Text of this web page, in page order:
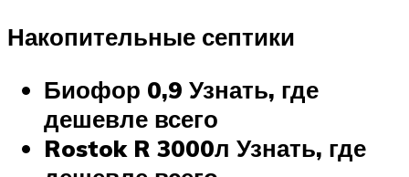
Накопительные септики
Биофор 0,9 Узнать, где
дешевле всего
Rostok R 3000л Узнать, где